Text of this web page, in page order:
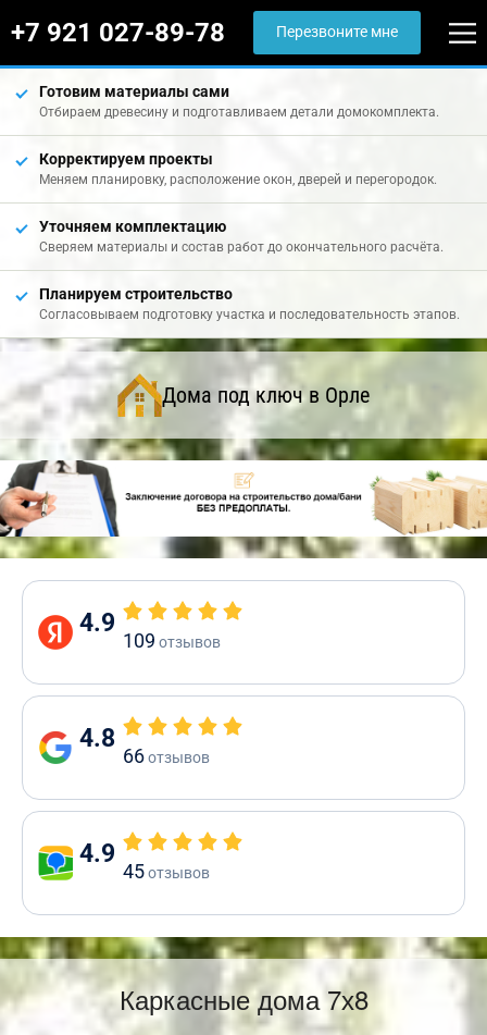
+7 921 027-89-78 Перезвоните мне
Готовим материалы сами
Отбираем древесину и подготавливаем детали домокомплекта.
Корректируем проекты
Меняем планировку, расположение окон, дверей и перегородок.
Уточняем комплектацию
Сверяем материалы и состав работ до окончательного расчёта.
Планируем строительство
Согласовываем подготовку участка и последовательность этапов.
Дома под ключ в Орле
4.9
109 отзывов
4.8
66отзывов
4.9
45отзывов
Каркасные дома 7х8